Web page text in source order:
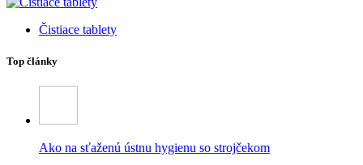
Čistiace tablety
Top články
Ako na sťaženú ústnu hygienu so strojčekom